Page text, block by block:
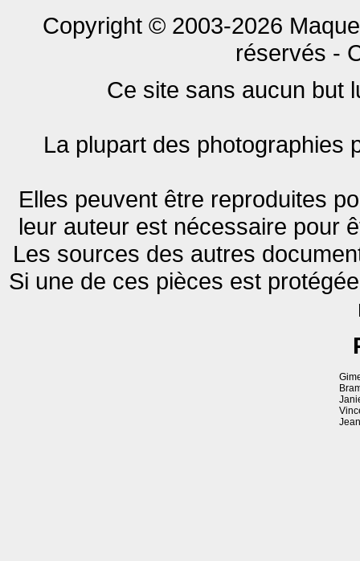
Copyright © 2003-2026
réservés -
Ce site sans aucun but
La plupart des photographies
Elles peuvent être reproduites
leur auteur est nécessaire pour
Les sources des autres
Si une de ces pièces est